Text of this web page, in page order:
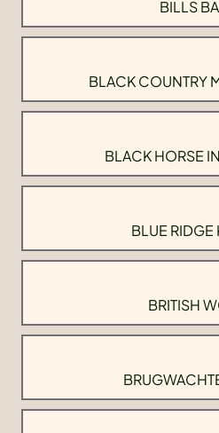
BILLS
BLACK COUNTRY
BLACK HORSE
BLUE RIDGE
BRITISH